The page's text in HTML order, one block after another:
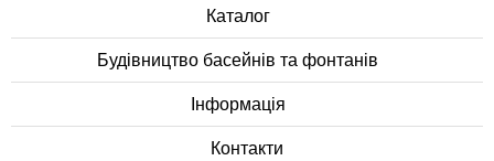
Каталог
Будівництво басейнів та фонтанів
Інформація
Контакти